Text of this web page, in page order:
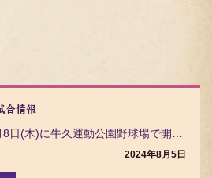
合情報
2024年8月5日